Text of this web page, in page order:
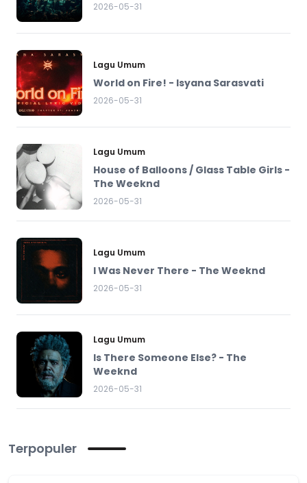
2026-05-31
Lagu Umum
World on Fire! - Isyana Sarasvati
2026-05-31
Lagu Umum
House of Balloons / Glass Table Girls -
The Weeknd
2026-05-31
Lagu Umum
I Was Never There - The Weeknd
2026-05-31
Lagu Umum
Is There Someone Else? - The
Weeknd
2026-05-31
Terpopuler